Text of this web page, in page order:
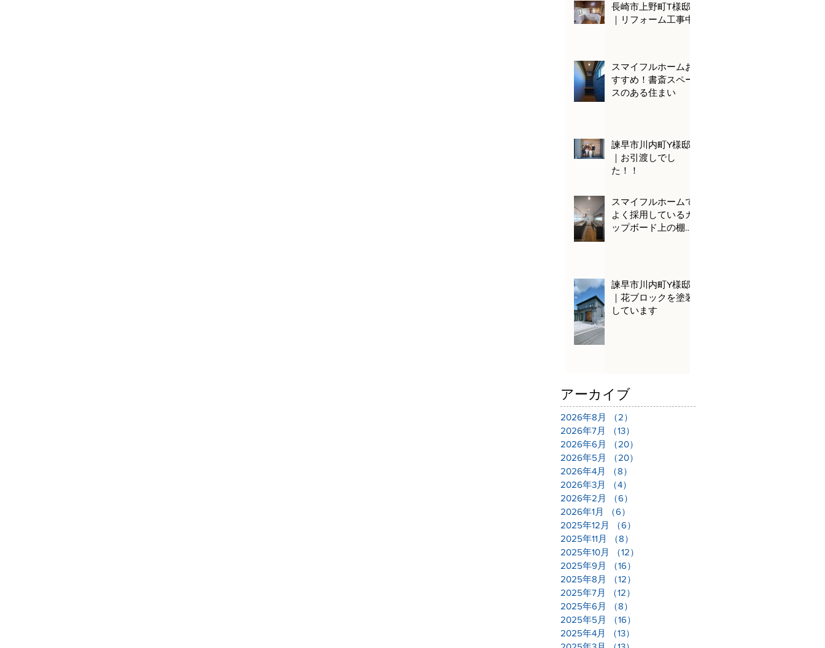
長崎市上野町T様邸
｜リフォーム工事中
スマイフルホームお
すすめ！書斎スペー
スのある住まい
諫早市川内町Y様邸
｜お引渡しでし
た！！
スマイフルホームで
よく採用しているカ
ップボード上の棚を
諫早市川内町Y様邸
｜花ブロックを塗装
しています
アーカイブ
2026年8月 （2）
2026年7月
（13）
2026年6月
（20）
2026年5月
（20）
2026年4月
（8）
2026年3月
（4）
2026年2月
（6）
2026年1月
（6）
2025年12月
（6）
2025年11月
（8）
2025年10月
（12）
2025年9月
（16）
2025年8月
（12）
2025年7月
（12）
2025年6月
（8）
2025年5月
（16）
2025年4月
（13）